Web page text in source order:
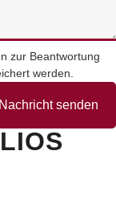
zur Beantwortung
werden.
Nachricht senden